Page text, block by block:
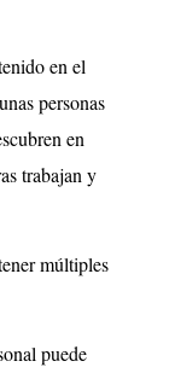
en el
personas
en
trabajan y
múltiples
puede